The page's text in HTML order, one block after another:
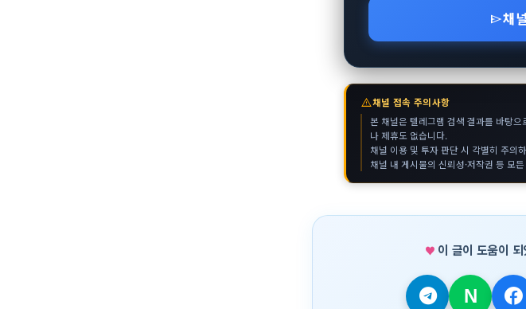
send채
warning채널 접속 주의사항
본 채널은 텔레그램 검색 결과를 바탕
나 제휴도 없습니다.
채널 이용 및 투자 판단 시 각별히 주의
채널 내 게시물의 신뢰성·저작권 등 모
이 글이 도움이